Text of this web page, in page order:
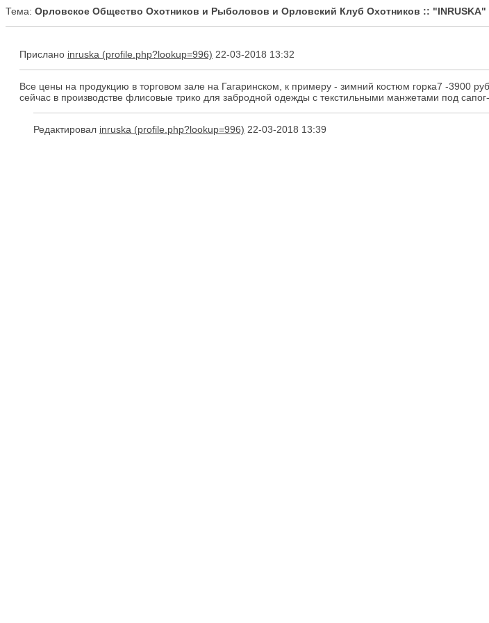
Тема: Орловское Общество Охотников и Рыболовов и Орловский Клуб Охотников ::
Прислано inruska 22-03-2018 13:32
Все цены на продукцию в торговом зале на Гагаринском, к примеру - зимний костюм горка7 -3900
сейчас в производстве флисовые трико для забродной одежды с текстильными манжетами под
Редактировал inruska 22-03-2018 13:39